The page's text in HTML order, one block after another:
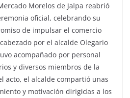
Morelos de Jalpa reabrió
oficial, celebrando su
de impulsar el comercio
por el alcalde Olegario
acompañado por personal
y diversos miembros de la
acto, el alcalde compartió unas
y motivación dirigidas a los